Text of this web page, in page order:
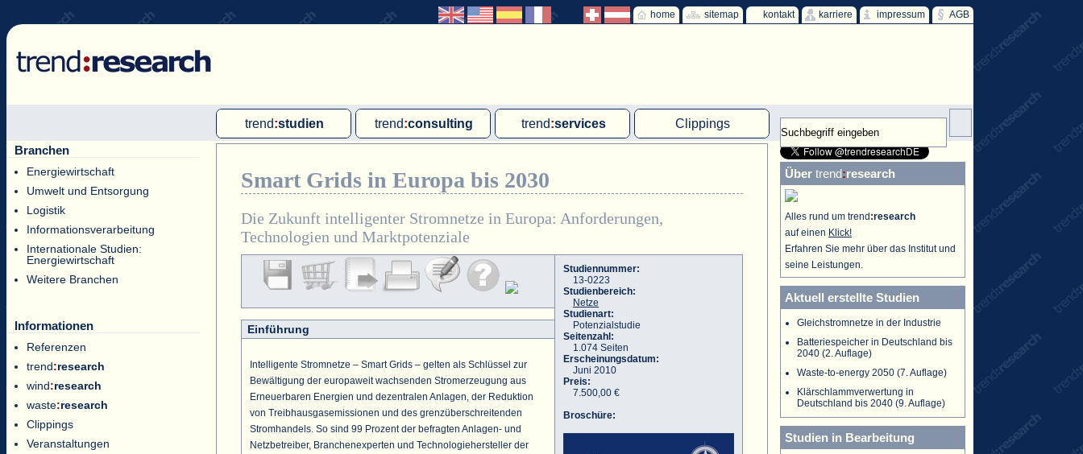
AGB
impressum
karriere
kontakt
sitemap
home
trend:studien
Single-Client-Studien
trend:consulting
Due Diligence
trend:services
Gutachten
PAP-Clipping
Mitarbeiterbefragung
Marktforschungsmanagement
Clippings
Branchen
Energiewirtschaft
Umwelt und Entsorgung
Logistik
Informationsverarbeitung
Internationale Studien:
Energiewirtschaft
Weitere Branchen
Informationen
Referenzen
trend:research
wind:research
waste:research
Clippings
Veranstaltungen
Smart Grids in Europa bis 2030
Die Zukunft intelligenter Stromnetze in Europa: Anforderungen,
Technologien und Marktpotenziale
Studiennummer:
13-0223
Studienbereich:
Netze
Studienart:
Potenzialstudie
Seitenzahl:
1.074 Seiten
Erscheinungsdatum:
Juni 2010
Preis:
7.500,00 €
Broschüre:
Einführung
Intelligente Stromnetze – Smart Grids – gelten als Schlüssel zur
Bewältigung der europaweit wachsenden Stromerzeugung aus
Erneuerbaren Energien und dezentralen Anlagen, der Reduktion
von Treibhausgasemissionen und des grenzüberschreitenden
Stromhandels. So sind 99 Prozent der befragten Anlagen- und
Netzbetreiber, Branchenexperten und Technologiehersteller der
Über trend:research
Alles rund um trend :research
auf einen Klick!
Erfahren Sie mehr über das Institut und
seine Leistungen.
Aktuell erstellte Studien
Gleichstromnetze in der Industrie
Batteriespeicher in Deutschland bis
2040 (2. Auflage)
Waste-to-energy 2050 (7. Auflage)
Klärschlammverwertung in
Deutschland bis 2040 (9. Auflage)
Studien in Bearbeitung